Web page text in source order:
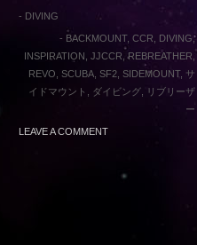
- DIVING
- BACKMOUNT,CCR DIVING,
INSPIRATION ,JJCCR ,REBREATHER
REVO ,SCUBA ,SF2 ,SIDEMOUNT, サ
イドマウント
ダイビング
リブリーザ
ー
LEAVE A COMMENT